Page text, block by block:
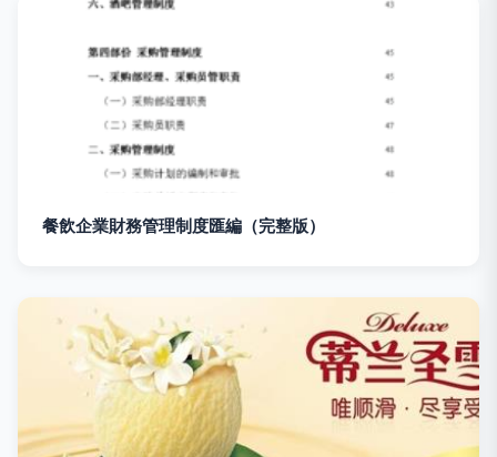
餐飲企業財務管理制度匯編（完整版）